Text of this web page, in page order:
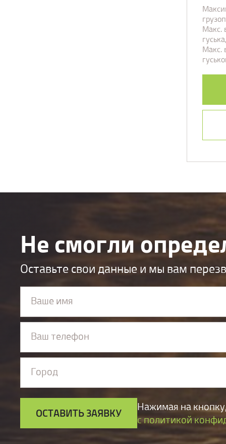
Макс.
Макс.
Не смогли
Оставьте свои данные и мы вам
Ваше имя
Ваш телефон
Город
ОСТАВИТЬ ЗАЯВКУ
Нажимая на
с политикой